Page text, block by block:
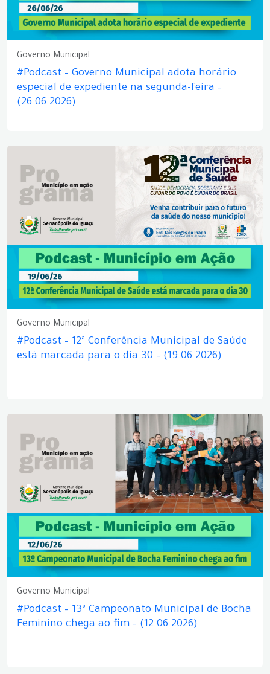
Governo Municipal
#Podcast – Governo Municipal adota horário
especial de expediente na segunda-feira –
(26.06.2026)
Governo Municipal
#Podcast – 12ª Conferência Municipal de Saúde
está marcada para o dia 30 – (19.06.2026)
Governo Municipal
#Podcast – 13º Campeonato Municipal de Bocha
Feminino chega ao fim – (12.06.2026)